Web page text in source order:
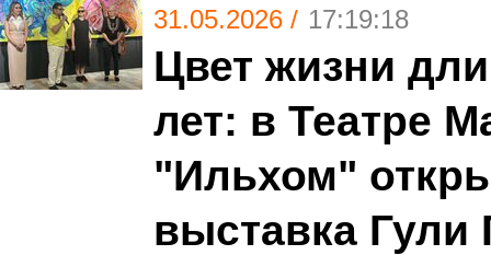
31.05.2026 / 17:19:18
Цвет жизни
лет: в Театре
"Ильхом"
выставка Гули